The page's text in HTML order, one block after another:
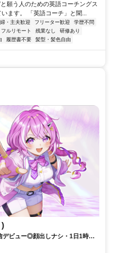
願う人のための英語コーチングス
ます。 「英語コーチ」と聞...
・主夫歓迎 フリーター歓迎
学歴不問
フルリモート 残業なし
研修あり
履歴書不要 髪型・髪色自由
)
デビュー◎顔出しナシ・1日1時間